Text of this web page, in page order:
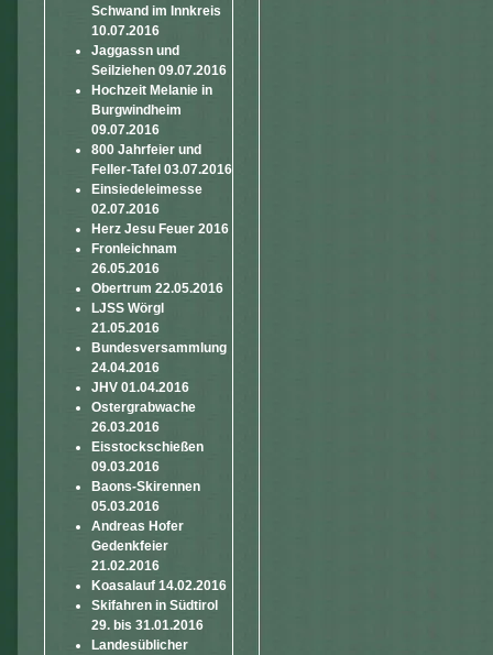
Schwand im Innkreis
10.07.2016
Jaggassn und
Seilziehen 09.07.2016
Hochzeit Melanie in
Burgwindheim
09.07.2016
800 Jahrfeier und
Feller-Tafel 03.07.2016
Einsiedeleimesse
02.07.2016
Herz Jesu Feuer 2016
Fronleichnam
26.05.2016
Obertrum 22.05.2016
LJSS Wörgl
21.05.2016
Bundesversammlung
24.04.2016
JHV 01.04.2016
Ostergrabwache
26.03.2016
Eisstockschießen
09.03.2016
Baons-Skirennen
05.03.2016
Andreas Hofer
Gedenkfeier
21.02.2016
Koasalauf 14.02.2016
Skifahren in Südtirol
29. bis 31.01.2016
Landesüblicher